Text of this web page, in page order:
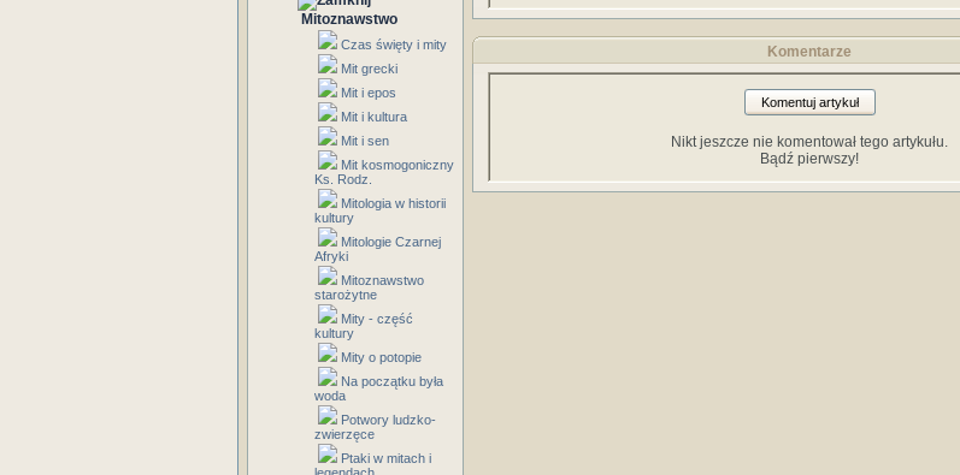
Mitoznawstwo
Czas święty i mity
Mit grecki
Mit i epos
Mit i kultura
Mit i sen
Mit kosmogoniczny
Ks. Rodz.
Mitologia w historii
kultury
Mitologie Czarnej
Afryki
Mitoznawstwo
starożytne
Mity - część
kultury
Mity o potopie
Na początku była
woda
Potwory ludzko-
zwierzęce
Ptaki w mitach i
Komentarze
Komentuj artykuł
Nikt jeszcze nie komentował tego artykułu.
Bądź pierwszy!